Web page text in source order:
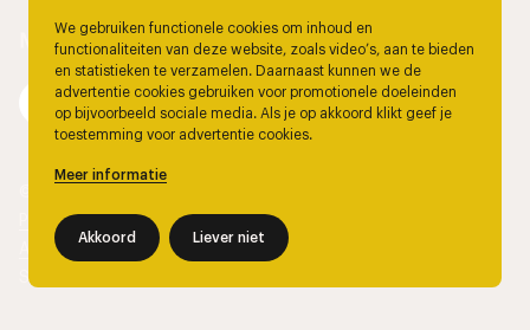
Privacy
Algemene voorwaarden
Site door
We gebruiken functionele cookies om inhoud en
functionaliteiten van deze website, zoals video’s, aan te bieden
en statistieken te verzamelen. Daarnaast kunnen we de
advertentie cookies gebruiken voor promotionele doeleinden
op bijvoorbeeld sociale media. Als je op akkoord klikt geef je
toestemming voor advertentie cookies.
Meer informatie
Akkoord Liever niet